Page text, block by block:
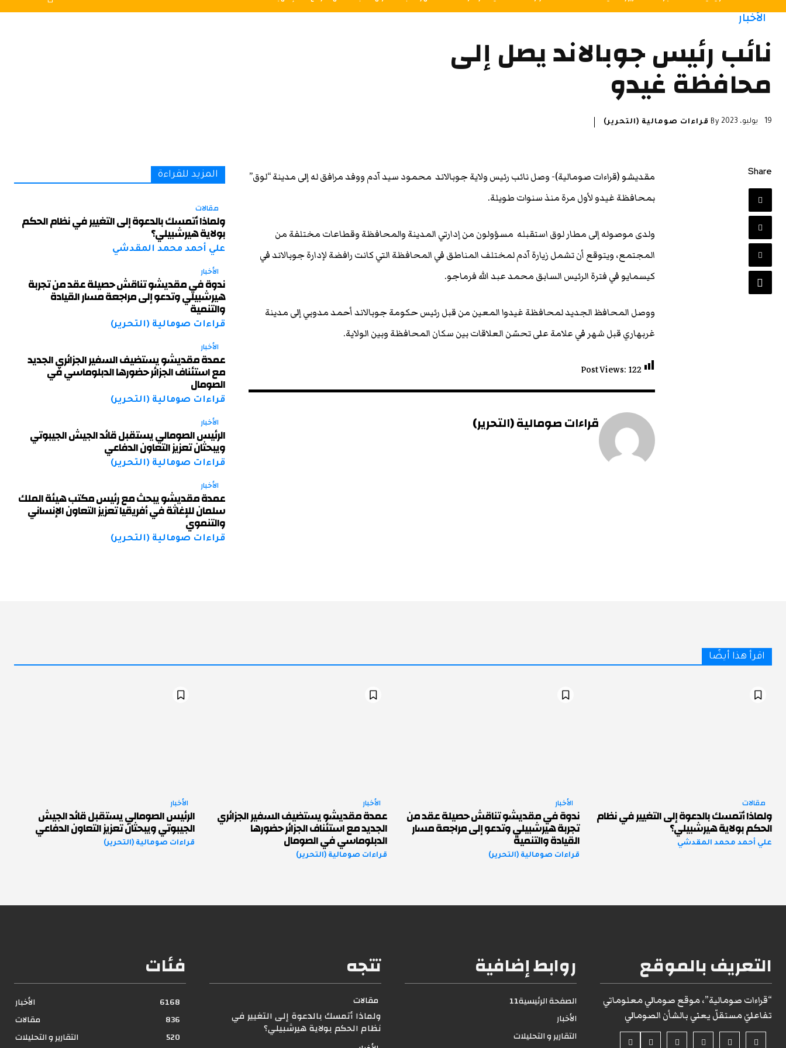
الأخبار
نائب رئيس جوبالاند يصل إلى
محافظة غيدو
19 يوليو، 2023 By قراءات صومالية (التحرير)
المزيد للقراءة
مقالات
ولماذا أتمسك بالدعوة إلى التغيير في نظام الحكم
بولاية هيرشبيلي؟
علي أحمد محمد المقدشي
الأخبار
ندوة في مقديشو تناقش حصيلة عقد من تجربة
هيرشبيلي وتدعو إلى مراجعة مسار القيادة
والتنمية
قراءات صومالية (التحرير)
الأخبار
عمدة مقديشو يستضيف السفير الجزائري الجديد
مع استئناف الجزائر حضورها الدبلوماسي في
الصومال
قراءات صومالية (التحرير)
الأخبار
الرئيس الصومالي يستقبل قائد الجيش الجيبوتي
ويبحثان تعزيز التعاون الدفاعي
قراءات صومالية (التحرير)
الأخبار
عمدة مقديشو يبحث مع رئيس مكتب هيئة الملك
سلمان للإغاثة في أفريقيا تعزيز التعاون الإنساني
والتنموي
قراءات صومالية (التحرير)
مقديشو (قراءات صومالية)- وصل نائب رئيس ولاية جوبالاند محمود سيد آدم ووفد مرافق له إلى مدينة “لوق”
بمحافظة غيدو لأول مرة منذ سنوات طويلة.
ولدى موصوله إلى مطار لوق استقبله مسؤولون من إدارتي المدينة والمحافظة وقطاعات مختلفة من
المجتمع، ويتوقع أن تشمل زيارة آدم لمختلف المناطق في المحافظة التي كانت رافضة لإدارة جوبالاند في
كيسمايو في فترة الرئيس السابق محمد عبد الله فرماجو.
ووصل المحافظ الجديد لمحافظة غيدوا المعين من قبل رئيس حكومة جوبالاند أحمد مدوبي إلى مدينة
غربهاري قبل شهر في علامة على تحسّن العلاقات بين سكان المحافظة وبين الولاية.
Post Views: 122
قراءات صومالية (التحرير)
Share
اقرأ هذا أيضًا
مقالات
ولماذا أتمسك بالدعوة إلى التغيير في نظام
الحكم بولاية هيرشبيلي؟
علي أحمد محمد المقدشي
الأخبار
ندوة في مقديشو تناقش حصيلة عقد من
تجربة هيرشبيلي وتدعو إلى مراجعة مسار
القيادة والتنمية
قراءات صومالية (التحرير)
الأخبار
عمدة مقديشو يستضيف السفير الجزائري
الجديد مع استئناف الجزائر حضورها
الدبلوماسي في الصومال
قراءات صومالية (التحرير)
الأخبار
الرئيس الصومالي يستقبل قائد الجيش
الجيبوتي ويبحثان تعزيز التعاون الدفاعي
قراءات صومالية (التحرير)
فئات
الأخبار
6168
مقالات
836
التقارير و التحليلات
520
تتجه
مقالات
ولماذا أتمسك بالدعوة إلى التغيير في
نظام الحكم بولاية هيرشبيلي؟
روابط إضافية
الصفحة الرئيسية11
الأخبار
التقارير و التحليلات
التعريف بالموقع
“قراءات صومالية”، موقع صومالي معلوماتي
تفاعليّ مستقلّ يعني بالشأن الصومالي